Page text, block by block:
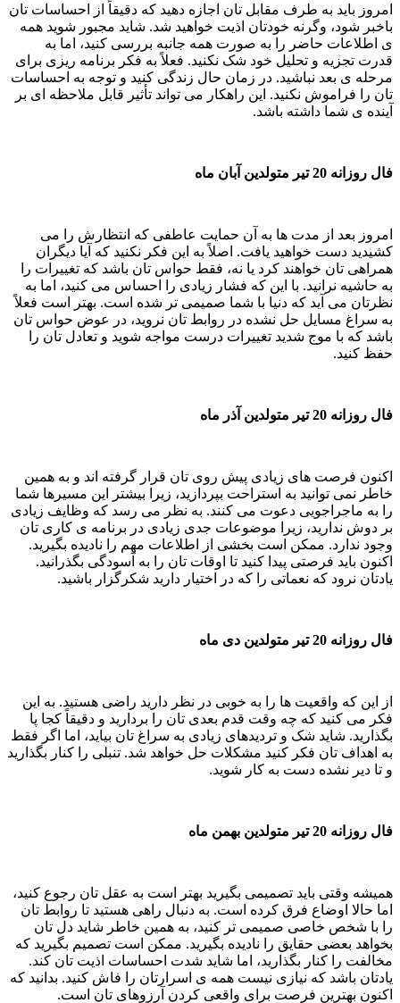
امروز باید به طرف مقابل تان اجازه دهید که دقیقاً از احساسات تان
باخبر شود، وگرنه خودتان اذیت خواهید شد. شاید مجبور شوید همه
ی اطلاعات حاضر را به صورت همه جانبه بررسی کنید، اما به
قدرت تجزیه و تحلیل خود شک نکنید. فعلاً به فکر برنامه ریزی برای
مرحله ی بعد نباشید. در زمان حال زندگی کنید و توجه به احساسات
تان را فراموش نکنید. این راهکار می تواند تأثیر قابل ملاحظه ای بر
آینده ی شما داشته باشد.
فال روزانه 20 تیر متولدین آبان ماه
امروز بعد از مدت ها به آن حمایت عاطفی که انتظارش را می
کشیدید دست خواهید یافت. اصلاً به این فکر نکنید که آیا دیگران
همراهی تان خواهند کرد یا نه، فقط حواس تان باشد که تغییرات را
به حاشیه نرانید. با این که فشار زیادی را احساس می کنید، اما به
نظرتان می آید که دنیا با شما صمیمی تر شده است. بهتر است فعلاً
به سراغ مسایل حل نشده در روابط تان نروید، در عوض حواس تان
باشد که با موج شدید تغییرات درست مواجه شوید و تعادل تان را
حفظ کنید.
فال روزانه 20 تیر متولدین آذر ماه
اکنون فرصت های زیادی پیش روی تان قرار گرفته اند و به همین
خاطر نمی توانید به استراحت بپردازید، زیرا بیشتر این مسیرها شما
را به ماجراجویی دعوت می کنند. به نظر می رسد که وظایف زیادی
بر دوش ندارید، زیرا موضوعات جدی زیادی در برنامه ی کاری تان
وجود ندارد. ممکن است بخشی از اطلاعات مهم را نادیده بگیرید.
اکنون باید فرصتی پیدا کنید تا اوقات تان را به آسودگی بگذرانید.
یادتان نرود که نعماتی را که در اختیار دارید شکرگزار باشید.
فال روزانه 20 تیر متولدین دی ماه
از این که واقعیت ها را به خوبی در نظر دارید راضی هستید. به این
فکر می کنید که چه وقت قدم بعدی تان را بردارید و دقیقاً کجا پا
بگذارید. شاید شک و تردیدهای زیادی به سراغ تان بیاید، اما اگر فقط
به اهداف تان فکر کنید مشکلات حل خواهد شد. تنبلی را کنار بگذارید
و تا دیر نشده دست به کار شوید.
فال روزانه 20 تیر متولدین بهمن ماه
همیشه وقتی باید تصمیمی بگیرید بهتر است به عقل تان رجوع کنید،
اما حالا اوضاع فرق کرده است. به دنبال راهی هستید تا روابط تان
را با شخص خاصی صمیمی تر کنید، به همین خاطر شاید دل تان
بخواهد بعضی حقایق را نادیده بگیرید. ممکن است تصمیم بگیرید که
مخالفت را کنار بگذارید، اما شاید شدت احساسات اذیت تان کند.
یادتان باشد که نیازی نیست همه ی اسرارتان را فاش کنید. بدانید که
اکنون بهترین فرصت برای واقعی کردن آرزوهای تان است.